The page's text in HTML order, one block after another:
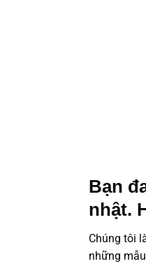
Bạn
nhật.
Chúng tôi
những